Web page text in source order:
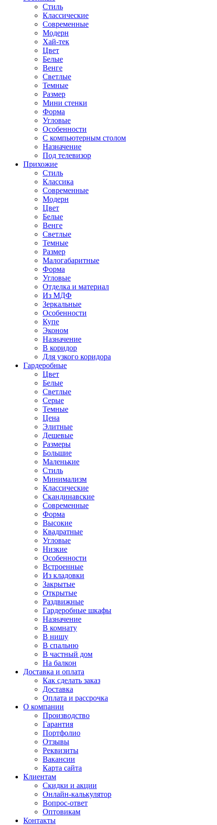
Стиль
Классические
Современные
Модерн
Хай-тек
Цвет
Белые
Венге
Светлые
Темные
Размер
Мини стенки
Форма
Угловые
Особенности
С компьютерным столом
Назначение
Под телевизор
Прихожие
Стиль
Классика
Современные
Модерн
Цвет
Белые
Венге
Светлые
Темные
Размер
Малогабаритные
Форма
Угловые
Отделка и материал
Из МДФ
Зеркальные
Особенности
Купе
Эконом
Назначение
В коридор
Для узкого коридора
Гардеробные
Цвет
Белые
Светлые
Серые
Темные
Цена
Элитные
Дешевые
Размеры
Большие
Маленькие
Стиль
Минимализм
Классические
Скандинавские
Современные
Форма
Высокие
Квадратные
Угловые
Низкие
Особенности
Встроенные
Из кладовки
Закрытые
Открытые
Раздвижные
Гардеробные шкафы
Назначение
В комнату
В нишу
В спальню
В частный дом
На балкон
Доставка и оплата
Как сделать заказ
Доставка
Оплата и рассрочка
О компании
Производство
Гарантия
Портфолио
Отзывы
Реквизиты
Вакансии
Карта сайта
Клиентам
Скидки и акции
Онлайн-калькулятор
Вопрос-ответ
Оптовикам
Контакты